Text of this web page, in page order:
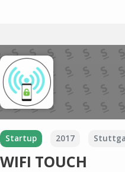
Startup 2017
WIFI TOUCH